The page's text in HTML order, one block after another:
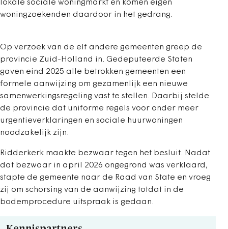
lokale sociale woningmarkt en komen eigen
woningzoekenden daardoor in het gedrang.
Op verzoek van de elf andere gemeenten greep de
provincie Zuid-Holland in. Gedeputeerde Staten
gaven eind 2025 alle betrokken gemeenten een
formele aanwijzing om gezamenlijk een nieuwe
samenwerkingsregeling vast te stellen. Daarbij stelde
de provincie dat uniforme regels voor onder meer
urgentieverklaringen en sociale huurwoningen
noodzakelijk zijn.
Ridderkerk maakte bezwaar tegen het besluit. Nadat
dat bezwaar in april 2026 ongegrond was verklaard,
stapte de gemeente naar de Raad van State en vroeg
zij om schorsing van de aanwijzing totdat in de
bodemprocedure uitspraak is gedaan.